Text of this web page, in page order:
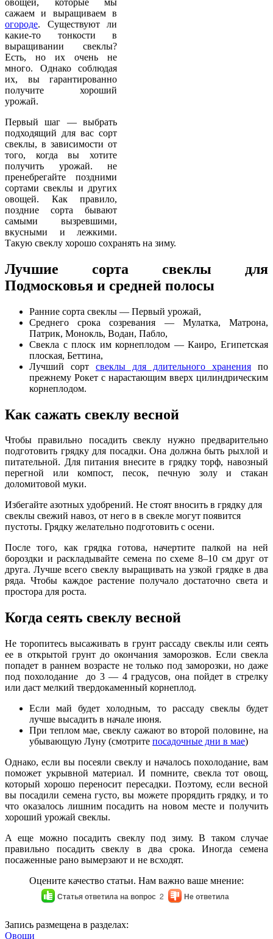
сажаем и выращиваем в
огороде. Существуют ли
какие-то тонкости в
выращивании свеклы?
Есть, но их очень не
много. Однако соблюдая
их, вы гарантированно
получите хороший
урожай.
Первый шаг — выбрать
подходящий для вас сорт
свеклы, в зависимости от
того, когда вы хотите
получить урожай. не
пренебрегайте поздними
сортами свеклы и других
овощей. Как правило,
поздние сорта бывают
самыми вызревшими,
вкусными и лежкими.
Такую свеклу хорошо сохранять на зиму.
Лучшие сорта свеклы для
Подмосковья и средней полосы
Ранние сорта свеклы — Первый урожай,
Среднего срока созревания — Мулатка, Матрона,
Патрик, Монокль, Водан, Пабло,
Свекла с плоск им корнеплодом — Каиро, Египетская
плоская, Беттина,
Лучший сорт свеклы для длительного хранения по
прежнему Рокет с нарастающим вверх цилиндрическим
корнеплодом.
Как сажать свеклу весной
Чтобы правильно посадить свеклу нужно предварительно
подготовить грядку для посадки. Она должна быть рыхлой и
питательной. Для питания внесите в грядку торф, навозный
перегной или компост, песок, печную золу и стакан
доломитовой муки.
Избегайте азотных удобрений. Не стоят вносить в грядку для
свеклы свежий навоз, от него в в свекле могут появится
пустоты. Грядку желательно подготовить с осени.
После того, как грядка готова, начертите палкой на ней
бороздки и раскладывайте семена по схеме 8–10 см друг от
друга. Лучше всего свеклу выращивать на узкой грядке в два
ряда. Чтобы каждое растение получало достаточно света и
простора для роста.
Когда сеять свеклу весной
Не торопитесь высаживать в грунт рассаду свеклы или сеять
ее в открытой грунт до окончания заморозков. Если свекла
попадет в раннем возрасте не только под заморозки, но даже
под похолодание до 3 — 4 градусов, она пойдет в стрелку
или даст мелкий твердокаменный корнеплод.
Если май будет холодным, то рассаду свеклы будет
лучше высадить в начале июня.
При теплом мае, свеклу сажают во второй половине, на
убывающую Луну (смотрите посадочные дни в мае)
Однако, если вы посеяли свеклу и началось похолодание, вам
поможет укрывной материал. И помните, свекла тот овощ,
который хорошо переносит пересадки. Поэтому, если весной
вы посадили семена густо, вы можете прорядить грядку, и то
что оказалось лишним посадить на новом месте и получить
хороший урожай свеклы.
А еще можно посадить свеклу под зиму. В таком случае
правильно посадить свеклу в два срока. Иногда семена
посаженные рано вымерзают и не всходят.
Оцените качество статьи. Нам важно ваше мнение:
Статья ответила на вопрос 2 Не ответила
Запись размещена в разделах:
Овощи